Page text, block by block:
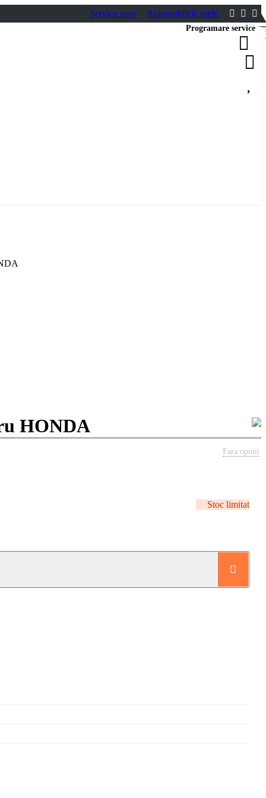
Service auto Automobilele mele
Programare service
HONDA
Fara opinii
Stoc limitat